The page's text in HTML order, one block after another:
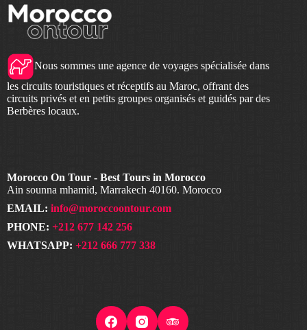
Nous sommes une agence de voyages spécialisée dans
les circuits touristiques et réceptifs au Maroc, offrant des
circuits privés et en petits groupes organisés et guidés par des
Berbères locaux.
Morocco On Tour - Best Tours in Morocco
Ain sounna mhamid, Marrakech 40160. Morocco
EMAIL: info@moroccoontour.com
PHONE: +212 677 142 256
WHATSAPP: +212 666 777 338